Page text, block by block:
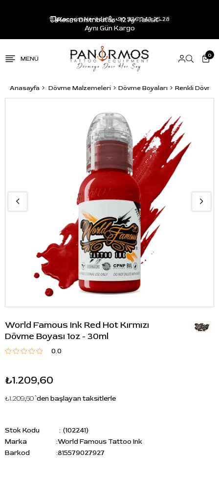
Resmi Distribütör - 12 Ay Taksit -
Aynı Gün Kargo
Kargom Nerede? +90 536 343 25 28
0
Anasayfa Dövme Malzemeleri Dövme Boyaları Renkli Dövme
World Famous Ink Red Hot Kırmızı
Dövme Boyası 1oz - 30ml
0.0
₺1.209,60
₺1.209,60`den başlayan taksitlerle
Stok Kodu
(102241)
Marka
:World Famous Tattoo Ink
Barkod
:815579027927